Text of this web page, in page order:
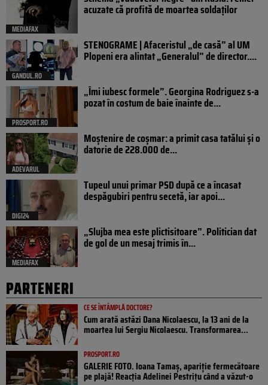
MEDIAFAX
acuzate că profită de moartea soldaților
GANDUL.RO
STENOGRAME | Afaceristul „de casă” al UM
Plopeni era alintat „Generalul” de director....
PROSPORT.RO
„Îmi iubesc formele”. Georgina Rodriguez s-a
pozat în costum de baie înainte de...
ADEVARUL
Moștenire de coșmar: a primit casa tatălui și o
datorie de 228.000 de...
DIGI24
Tupeul unui primar PSD după ce a încasat
despăgubiri pentru secetă, iar apoi...
MEDIAFAX
„Slujba mea este plictisitoare”. Politician dat
de gol de un mesaj trimis în...
PARTENERI
CE SE ÎNTÂMPLĂ DOCTORE?
Cum arată astăzi Dana Nicolaescu, la 13 ani de la
moartea lui Sergiu Nicolaescu. Transformarea...
PROSPORT.RO
GALERIE FOTO. Ioana Tamaş, apariție fermecătoare
pe plajă! Reacția Adelinei Pestrițu când a văzut-o